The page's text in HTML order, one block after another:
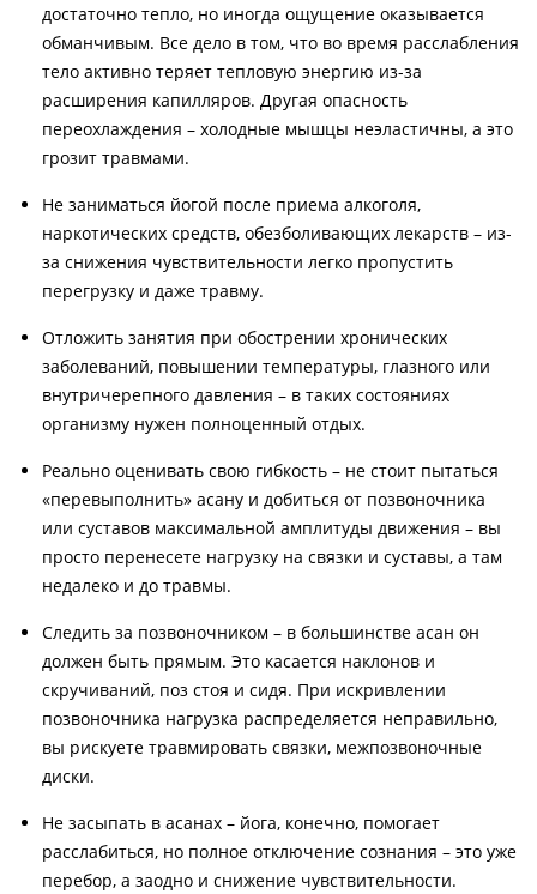
достаточно тепло, но иногда ощущение оказывается
обманчивым. Все дело в том, что во время расслабления
тело активно теряет тепловую энергию из-за
расширения капилляров. Другая опасность
переохлаждения – холодные мышцы неэластичны, а это
грозит травмами.
Не заниматься йогой после приема алкоголя,
наркотических средств, обезболивающих лекарств – из-
за снижения чувствительности легко пропустить
перегрузку и даже травму.
Отложить занятия при обострении хронических
заболеваний, повышении температуры, глазного или
внутричерепного давления – в таких состояниях
организму нужен полноценный отдых.
Реально оценивать свою гибкость – не стоит пытаться
«перевыполнить» асану и добиться от позвоночника
или суставов максимальной амплитуды движения – вы
просто перенесете нагрузку на связки и суставы, а там
недалеко и до травмы.
Следить за позвоночником – в большинстве асан он
должен быть прямым. Это касается наклонов и
скручиваний, поз стоя и сидя. При искривлении
позвоночника нагрузка распределяется неправильно,
вы рискуете травмировать связки, межпозвоночные
диски.
Не засыпать в асанах – йога, конечно, помогает
расслабиться, но полное отключение сознания – это уже
перебор, а заодно и снижение чувствительности.